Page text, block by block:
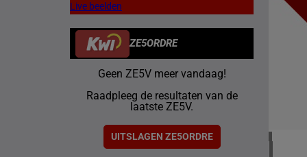
Live beelden
ZE5ORDRE
Geen ZE5V meer vandaag!
Raadpleeg de resultaten van de
laatste ZE5V.
UITSLAGEN ZE5ORDRE
BELGIË
1
4
17/11/